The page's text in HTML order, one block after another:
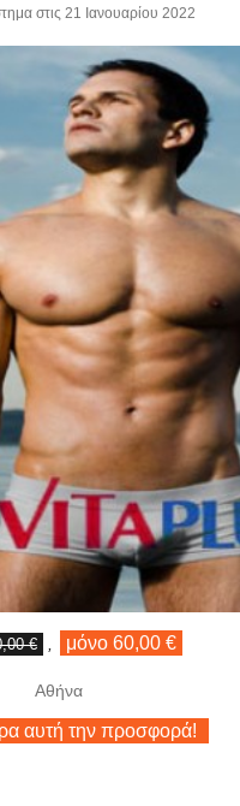
στις21 Ιανουαρίου 2022
€ , μόνο 60,00 €
Αθήνα
αυτή την προσφορά!